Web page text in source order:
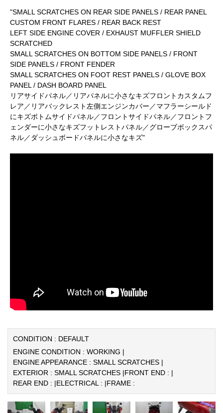
"SMALL SCRATCHES ON REAR SIDE PANELS / REAR PANEL
CUSTOM FRONT FLARES / REAR BACK REST
LEFT SIDE ENGINE COVER / EXHAUST MUFFLER SHIELD
SCRATCHED
SMALL SCRATCHES ON BOTTOM SIDE PANELS / FRONT
SIDE PANELS / FRONT FENDER
SMALL SCRATCHES ON FOOT REST PANELS / GLOVE BOX
PANEL / DASH BOARD PANEL
リアサイドパネル／リアパネルに小さなキズフロントカスタムフ
レア／リアバックレスト左側エンジンカバー／マフラーシールド
にキズボトムサイドパネル／フロントサイドパネル／フロントフ
ェンダーに小さなキズフットレストパネル／グローブボックスパ
ネル／ダッシュボードパネルに小さなキズ"
CONDITION : DEFAULT
ENGINE CONDITION : WORKING |
ENGINE APPEARANCE : SMALL SCRATCHES |
EXTERIOR : SMALL SCRATCHES |FRONT END : |
REAR END : |ELECTRICAL : |FRAME :